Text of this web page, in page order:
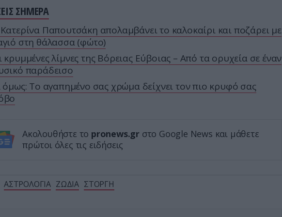
ΣΗΜΕΡΑ
Παπουτσάκη απολαμβάνει το καλοκαίρι και ποζάρει με
στη θάλασσα (φώτο)
κρυμμένες λίμνες της Βόρειας Εύβοιας – Από τα ορυχεία σε έναν
παράδεισο
όμως: Το αγαπημένο σας χρώμα δείχνει τον πιο κρυφό σας
Ακολουθήστε το pronews.gr στο Google News και μάθετε
πρώτοι όλες τις ειδήσεις
ΑΣΤΡΟΛΟΓΙΑ ΖΩΔΙΑ ΣΤΟΡΓΗ